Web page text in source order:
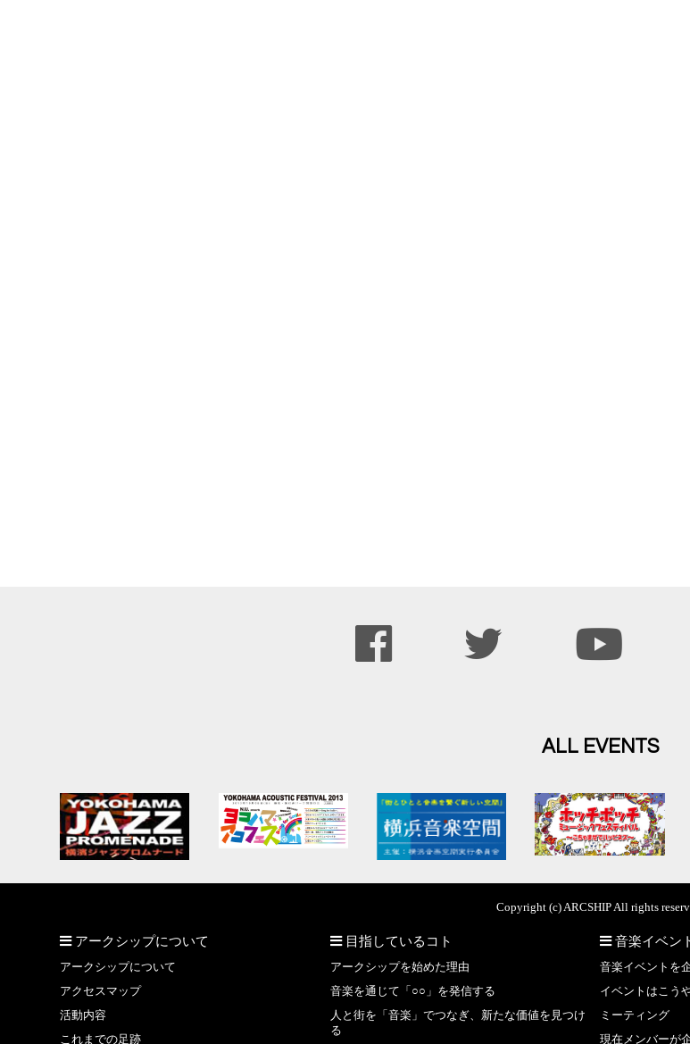
ALL EVENTS
Copyright (c) ARCSHIP All rights
アークシップについて
アークシップについて
アクセスマップ
活動内容
これまでの足跡
目指しているコト
アークシップを始めた理由
音楽を通じて「○○」を発信する
人と街を「音楽」でつなぎ、新たな価値を見つけ
る
音楽イベン
音楽イベントを
イベントはこう
ミーティング
現在メンバーが